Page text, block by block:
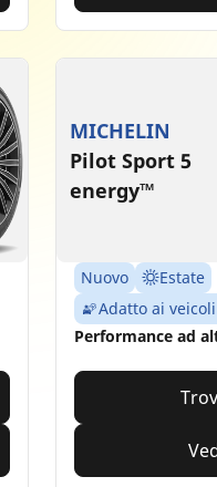
MICHELIN
Pilot Sport 5
energy™
Nuovo
Estate
Adatto ai
Performance ad